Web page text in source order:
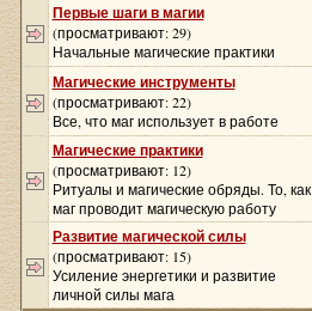
Первые шаги в магии
(просматривают: 29)
Начальные магические практики
Магические инструменты
(просматривают: 22)
Все, что маг использует в работе
Магические практики
(просматривают: 12)
Ритуалы и магические обряды. То, как
маг проводит магическую работу
Развитие магической силы
(просматривают: 15)
Усиление энергетики и развитие
личной силы мага